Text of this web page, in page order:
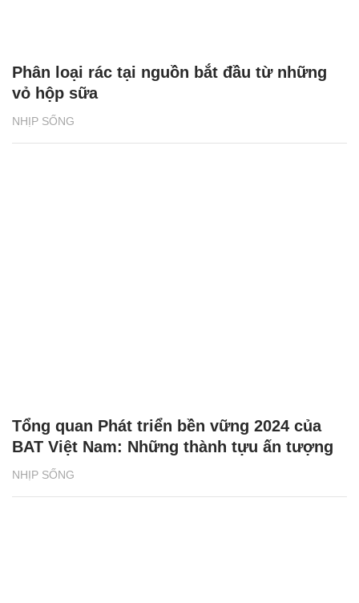
NHỊP SỐNG
Phân loại rác tại nguồn bắt đầu từ những
vỏ hộp sữa
NHỊP SỐNG
Tổng quan Phát triển bền vững 2024 của
BAT Việt Nam: Những thành tựu ấn tượng